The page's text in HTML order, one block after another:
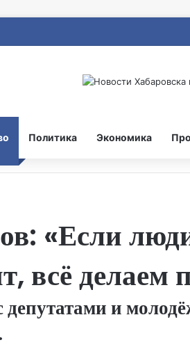
Политика Экономика
«Если
всё делаем
депутатами и